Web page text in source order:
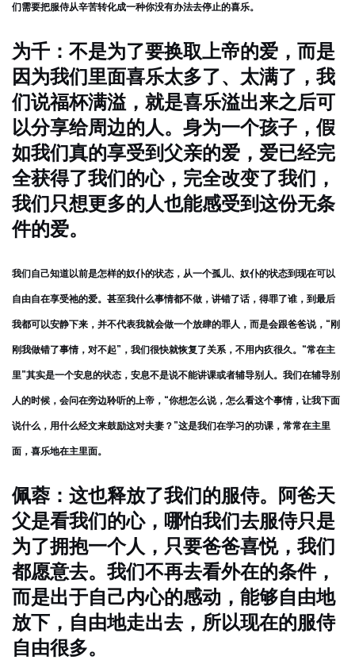
们需要把服侍从辛苦转化成一种你没有办法去停止的喜乐。
为千：不是为了要换取上帝的爱，而是
因为我们里面喜乐太多了、太满了，我
们说福杯满溢，就是喜乐溢出来之后可
以分享给周边的人。身为一个孩子，假
如我们真的享受到父亲的爱，爱已经完
全获得了我们的心，完全改变了我们，
我们只想更多的人也能感受到这份无条
件的爱。
我们自己知道以前是怎样的奴仆的状态，从一个孤儿、奴仆的状态到现在可以
自由自在享受祂的爱。甚至我什么事情都不做，讲错了话，得罪了谁，到最后
我都可以安静下来，并不代表我就会做一个放肆的罪人，而是会跟爸爸说，“刚
刚我做错了事情，对不起”，我们很快就恢复了关系，不用内疚很久。“常在主
里”其实是一个安息的状态，安息不是说不能讲课或者辅导别人。我们在辅导别
人的时候，会问在旁边聆听的上帝，“你想怎么说，怎么看这个事情，让我下面
说什么，用什么经文来鼓励这对夫妻？”这是我们在学习的功课，常常在主里
面，喜乐地在主里面。
佩蓉：这也释放了我们的服侍。阿爸天
父是看我们的心，哪怕我们去服侍只是
为了拥抱一个人，只要爸爸喜悦，我们
都愿意去。我们不再去看外在的条件，
而是出于自己内心的感动，能够自由地
放下，自由地走出去，所以现在的服侍
自由很多。